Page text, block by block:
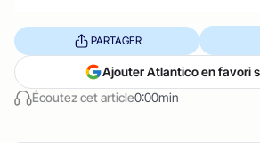
Écoutez cet article0:00min
PARTAGER
Ajouter Atlantico en favori